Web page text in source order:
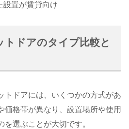
設置が賃貸向け
トドアのタイプ比較と
トドアには、いくつかの方式があ
価格帯が異なり、設置場所や使用
選ぶことが大切です。